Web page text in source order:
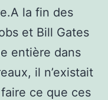
la fin des
et Bill Gates
entière dans
il n’existait
ce que ces